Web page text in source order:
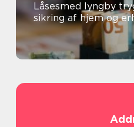
Låsesmed lyngby tryg og moderne
sikring af hjem og